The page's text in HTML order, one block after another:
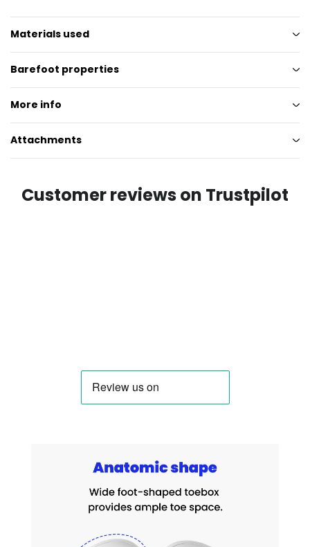
Materials used
Barefoot properties
More info
Attachments
Customer reviews on Trustpilot